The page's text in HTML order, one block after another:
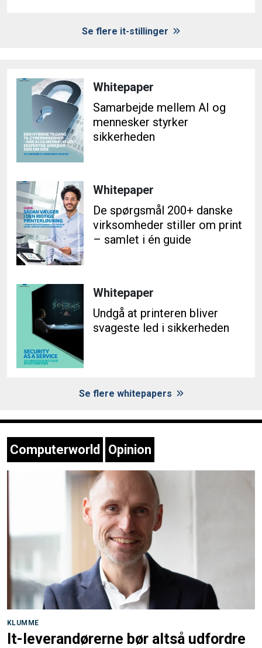
Se flere it-stillinger
Whitepaper
Samarbejde mellem AI og
mennesker styrker
sikkerheden
Whitepaper
De spørgsmål 200+ danske
virksomheder stiller om print
– samlet i én guide
Whitepaper
Undgå at printeren bliver
svageste led i sikkerheden
Se flere whitepapers
Computerworld Opinion
KLUMME
It-leverandørerne bør altså udfordre